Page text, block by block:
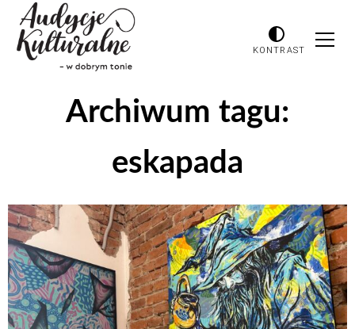
KONTRAST
Archiwum tagu:
eskapada
Odtwarzacz
plików
dźwiękowych